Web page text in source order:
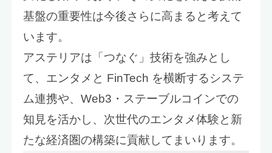
基盤の重要性は今後さらに高まると考えて
います。
アステリアは「つなぐ」技術を強みとし
て、エンタメと FinTech を横断するシステ
ム連携や、Web3・ステーブルコインでの
知見を活かし、次世代のエンタメ体験と新
たな経済圏の構築に貢献してまいります。